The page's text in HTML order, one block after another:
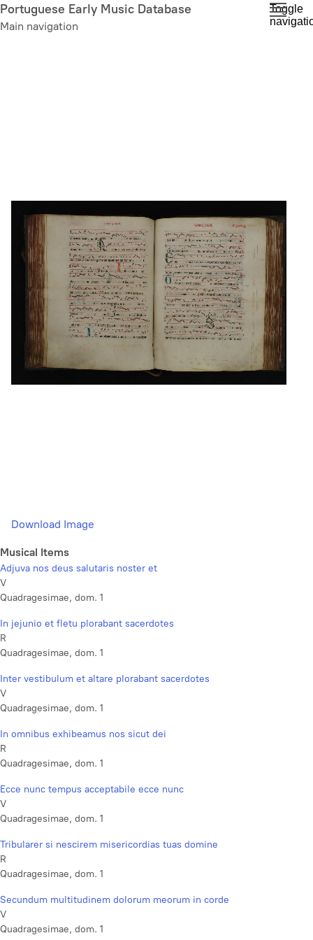
Skip
to
Portuguese Early Music Database
Main navigation
Toggle
Download Image
Musical Items
Adjuva nos deus salutaris noster et
V
Quadragesimae, dom. 1
In jejunio et fletu plorabant sacerdotes
R
Quadragesimae, dom. 1
Inter vestibulum et altare plorabant sacerdotes
V
Quadragesimae, dom. 1
In omnibus exhibeamus nos sicut dei
R
Quadragesimae, dom. 1
Ecce nunc tempus acceptabile ecce nunc
V
Quadragesimae, dom. 1
Tribularer si nescirem misericordias tuas domine
R
Quadragesimae, dom. 1
Secundum multitudinem dolorum meorum in corde
V
Quadragesimae, dom. 1